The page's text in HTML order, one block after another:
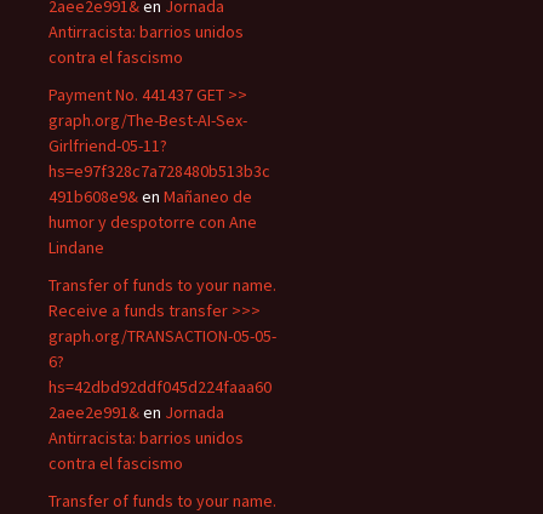
2aee2e991&en Jornada
Antirracista: barrios unidos
contra el fascismo
Payment No. 441437 GET >>
graph.org/The-Best-AI-Sex-
Girlfriend-05-11?
hs=e97f328c7a728480b513b3c
491b608e9&en Mañaneo de
humor y despotorre con Ane
Lindane
Transfer of funds to your name.
Receive a funds transfer >>>
graph.org/TRANSACTION-05-05-
6?
hs=42dbd92ddf045d224faaa60
2aee2e991&en Jornada
Antirracista: barrios unidos
contra el fascismo
Transfer of funds to your name.